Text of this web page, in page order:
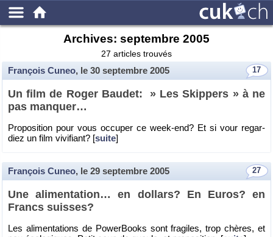
Archives: septembre 2005
27 articles trouvés
17
François Cuneo, le 30 septembre 2005
Un film de Roger Bau­det: » Les Skip­pers » à ne
pas man­quer…
Pro­po­si­tion pour vous oc­cu­per ce week-end? Et si vour re­gar­
diez un film vi­vi­fiant? [suite]
27
François Cuneo, le 29 septembre 2005
Une ali­men­ta­tion… en dol­lars? En Euros? en
Francs suisses?
Les ali­men­ta­tions de Po­wer­Books sont fra­giles, trop chères, et